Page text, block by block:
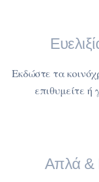
Εκδώστε τα
επιθυμείτε
Απλά &